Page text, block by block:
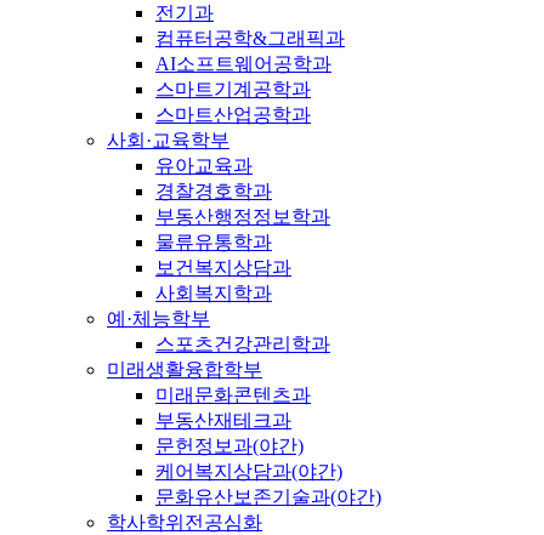
전기과
컴퓨터공학&그래픽과
AI소프트웨어공학과
스마트기계공학과
스마트산업공학과
사회·교육학부
유아교육과
경찰경호학과
부동산행정정보학과
물류유통학과
보건복지상담과
사회복지학과
예·체능학부
스포츠건강관리학과
미래생활융합학부
미래문화콘텐츠과
부동산재테크과
문헌정보과(야간)
케어복지상담과(야간)
문화유산보존기술과(야간)
학사학위전공심화